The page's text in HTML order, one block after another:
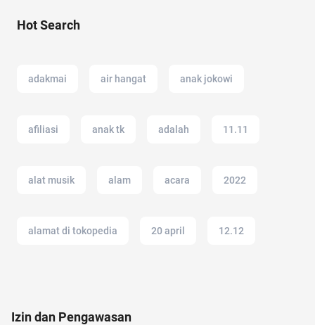
Hot Search
adakmai air hangat anak jokowi
afiliasi anak tk adalah 11.11
alat musik alam acara 2022
alamat di tokopedia 20 april 12.12
Izin dan Pengawasan